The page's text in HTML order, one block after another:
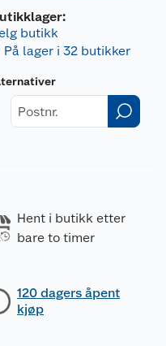
butikk
På lager i 32 butikker
Hent i butikk etter
bare to timer
120 dagers åpent
kjøp